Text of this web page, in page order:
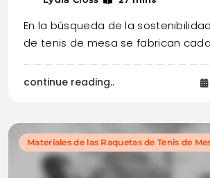
En la búsqueda de la
de tenis de mesa se fabrican
continue reading..
Materiales de las Raquetas de Tenis de